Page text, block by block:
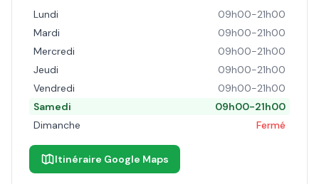
Lundi
09h00-21h00
Mardi
09h00-21h00
Mercredi
09h00-21h00
Jeudi
09h00-21h00
Vendredi
09h00-21h00
Samedi
09h00-21h00
Dimanche
Fermé
Itinéraire Google Maps